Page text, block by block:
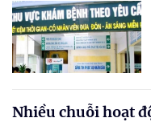
Nhiều chuỗi hoạt